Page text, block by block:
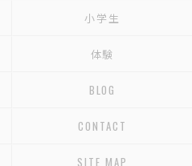
小学生
体験
BLOG
CONTACT
SITE MAP